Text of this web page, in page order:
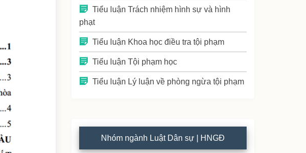
Tiểu luận Trách nhiệm hình sự và hình
phạt
Tiểu luận Khoa học điều tra tội phạm
Tiểu luận Tội phạm học
Tiểu luận Lý luận về phòng ngừa tội phạm
Nhóm ngành Luật Dân sự | HNGĐ